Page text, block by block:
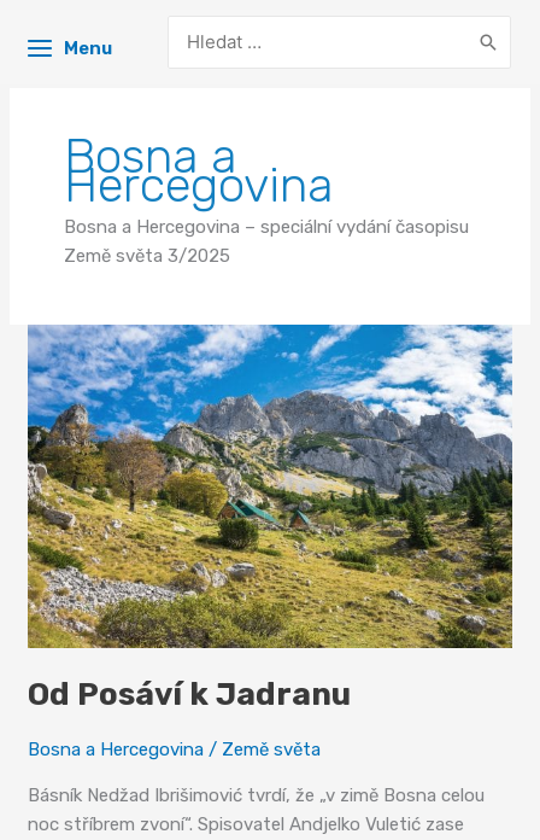
Menu
for:
Bosna a
Hercegovina
Bosna a Hercegovina – speciální vydání časopisu
Země světa 3/2025
Od Posáví k Jadranu
Bosna a Hercegovina / Země světa
Básník Nedžad Ibrišimović tvrdí, že „v zimě Bosna celou
noc stříbrem zvoní“. Spisovatel Andjelko Vuletić zase